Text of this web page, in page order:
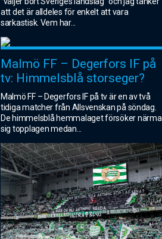
att det är alldeles för enkelt att vara
sarkastisk. Vem har...
Malmö FF – Degerfors IF på
tv: Himmelsblå storseger?
Malmö FF – Degerfors IF på tv är en av två
tidiga matcher från Allsvenskan på söndag.
De himmelsblå hemmalaget försöker närma
sig topplagen medan